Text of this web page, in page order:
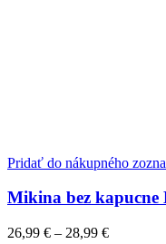
Pridať do nákupného
Mikina bez
26,99 € – 28,99 €Price